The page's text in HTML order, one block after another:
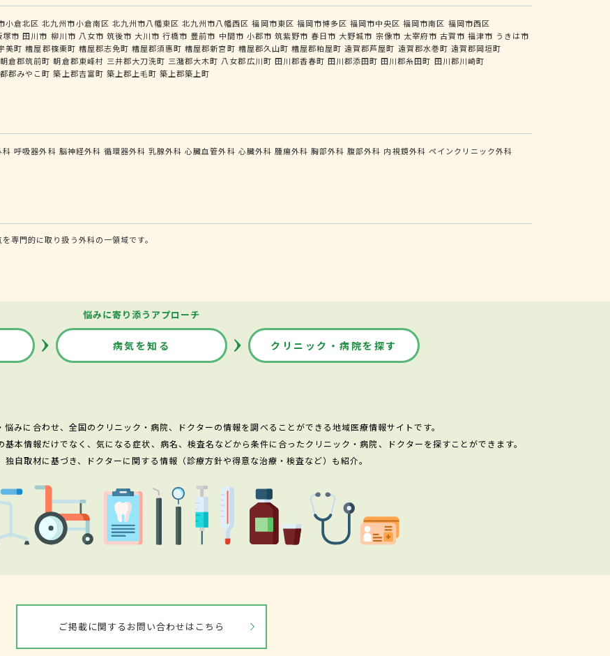
小倉北区 北九州市小倉南区 北九州市八幡東区 北九州市八幡西区 福岡市東区 福岡市博多区 福岡市中央区 福岡市南区 福岡市西区
塚市 田川市 柳川市 八女市 筑後市 大川市 行橋市 豊前市 中間市 小郡市 筑紫野市 春日市 大野城市 宗像市 太宰府市 古賀市 福津市 うきは市
美町 糟屋郡篠栗町 糟屋郡志免町 糟屋郡須惠町 糟屋郡新宮町 糟屋郡久山町 糟屋郡粕屋町 遠賀郡芦屋町 遠賀郡水巻町 遠賀郡岡垣町
朝倉郡筑前町 朝倉郡東峰村 三井郡大刀洗町 三潴郡大木町 八女郡広川町 田川郡香春町 田川郡添田町 田川郡糸田町 田川郡川崎町
郡みやこ町 築上郡吉富町 築上郡上毛町 築上郡築上町
科 呼吸器外科 脳神経外科 循環器外科 乳腺外科 心臓血管外科 心臓外科 腫瘍外科 胸部外科 腹部外科 内視鏡外科 ペインクリニック外科
専門的に取り扱う外科の一領域です。
悩みに寄り添うアプローチ
病気を知る クリニック・病院を探す
みに合わせ、全国のクリニック・病院、ドクターの情報を調べることができる地域医療情報サイトです。
本情報だけでなく、気になる症状、病名、検査名などから条件に合ったクリニック・病院、ドクターを探すことができます。
独自取材に基づき、ドクターに関する情報（診療方針や得意な治療・検査など）も紹介。
ご掲載に関するお問い合わせはこちら